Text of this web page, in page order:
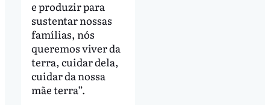
e produzir para
sustentar nossas
famílias, nós
queremos viver da
terra, cuidar dela,
cuidar da nossa
mãe terra”.